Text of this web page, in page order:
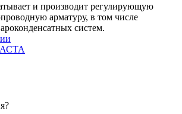
и производит регулирующую
арматуру, в том числе
систем.
АСТА